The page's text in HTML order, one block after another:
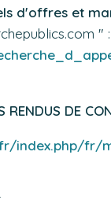
d'offres et
" :
RENDUS DE
index.php/fr/